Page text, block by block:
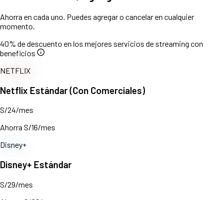
Ahorra en cada uno. Puedes agregar o cancelar en cualquier
momento.
40% de descuento en los mejores servicios de streaming con
beneficios
NETFLIX
Netflix Estándar (Con Comerciales)
S/24/mes
Ahorra S/16/mes
Disney+
Disney+ Estándar
S/29/mes